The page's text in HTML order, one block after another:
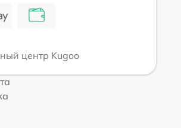
центр Kugoo